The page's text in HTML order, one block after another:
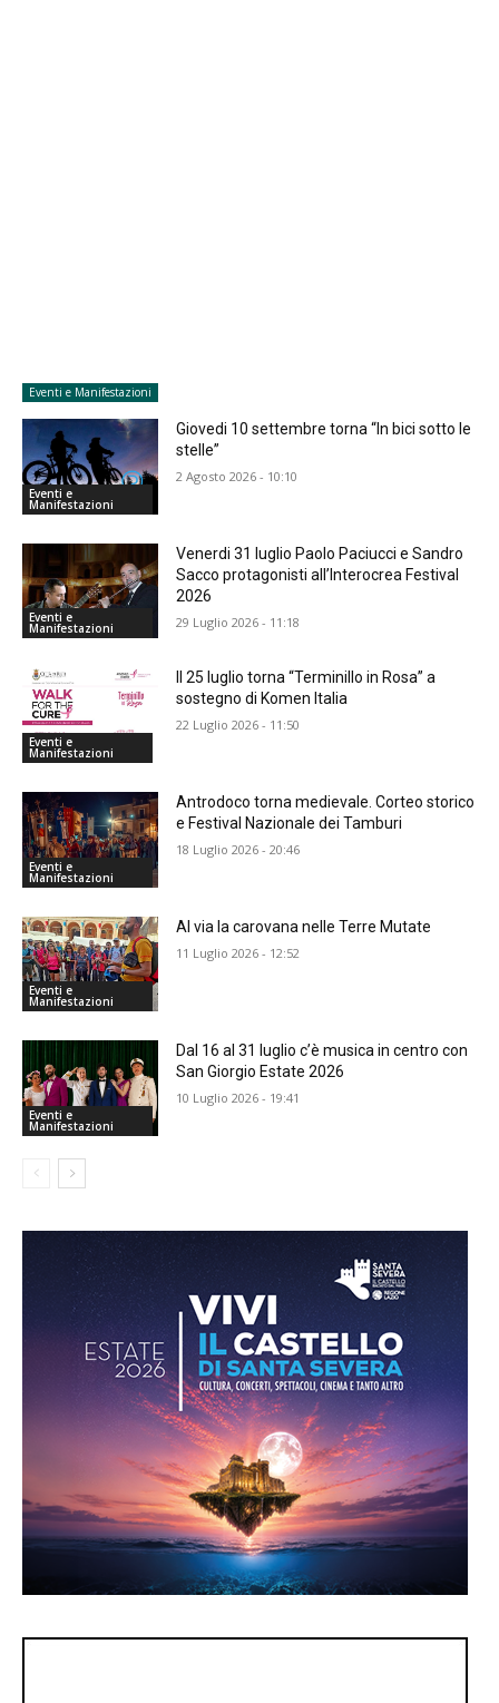
Eventi e Manifestazioni
Eventi e
Manifestazioni
Giovedi 10 settembre torna “In bici sotto le
stelle”
2 Agosto 2026 - 10:10
Eventi e
Manifestazioni
Venerdi 31 luglio Paolo Paciucci e Sandro
Sacco protagonisti all’Interocrea Festival
2026
29 Luglio 2026 - 11:18
Eventi e
Manifestazioni
Il 25 luglio torna “Terminillo in Rosa” a
sostegno di Komen Italia
22 Luglio 2026 - 11:50
Eventi e
Manifestazioni
Antrodoco torna medievale. Corteo storico
e Festival Nazionale dei Tamburi
18 Luglio 2026 - 20:46
Eventi e
Manifestazioni
Al via la carovana nelle Terre Mutate
11 Luglio 2026 - 12:52
Eventi e
Manifestazioni
Dal 16 al 31 luglio c’è musica in centro con
San Giorgio Estate 2026
10 Luglio 2026 - 19:41